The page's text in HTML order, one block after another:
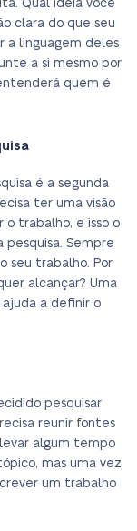
Qual ideia você
clara do que seu
a linguagem deles
a si mesmo por
quem é
é a segunda
ter uma visão
trabalho, e isso o
pesquisa. Sempre
seu trabalho. Por
alcançar? Uma
ajuda a definir o
pesquisar
reunir fontes
algum tempo
mas uma vez
um trabalho